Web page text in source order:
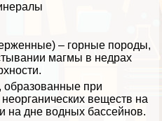
– горные породы,
магмы в недрах
образованные при
веществ на
на дне водных бассейнов.